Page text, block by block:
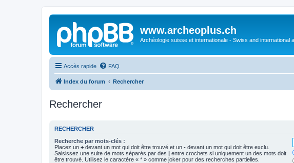
www.archeoplus.ch
Archéologie suisse et internationale - Swiss and international
Accès rapide FAQ
Index du forum Rechercher
Rechercher
RECHERCHER
Recherche par mots-clés :
Placez un + devant un mot qui doit être trouvé et un - devant un mot qui doit être exclu.
Saisissez une suite de mots séparés par des | entre crochets si uniquement un des mots doit
être trouvé. Utilisez le caractère « * » comme joker pour des recherches partielles.